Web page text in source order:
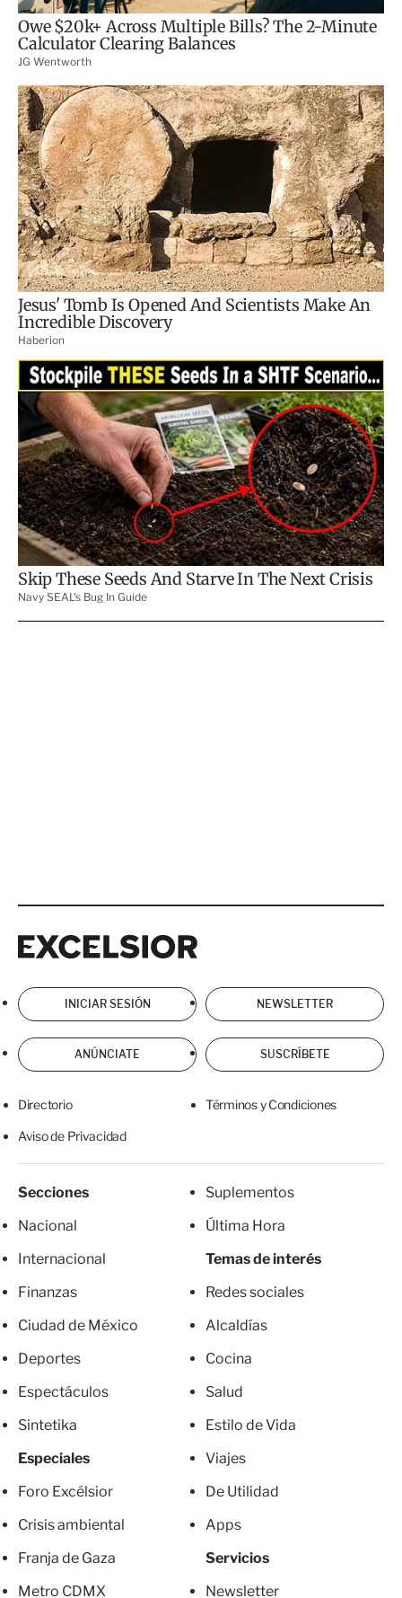
INICIAR SESIÓN NEWSLETTER
ANÚNCIATE SUSCRÍBETE
Directorio Términos y Condiciones
Aviso de Privacidad
Secciones
Nacional
Internacional
Finanzas
Ciudad de México
Deportes
Espectáculos
Sintetika
Especiales
Foro Excélsior
Crisis ambiental
Franja de Gaza
Metro CDMX
Suplementos
Última Hora
Temas de interés
Redes sociales
Alcaldías
Cocina
Salud
Estilo de Vida
Viajes
De Utilidad
Apps
Servicios
Newsletter